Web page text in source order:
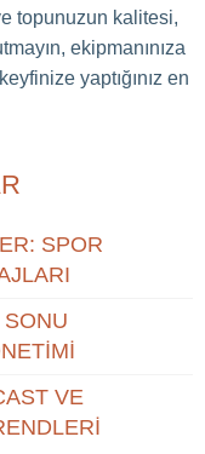
topunuzun kalitesi,
ekipmanınıza
yaptığınız en
SPOR
VE